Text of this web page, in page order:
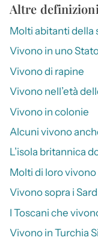
Altre
Molti abitanti della
Vivono in uno
Vivono di rapine
Vivono nell’età
Vivono in colonie
Alcuni vivono
L’isola britannica
Molti di loro
Vivono sopra i
I Toscani che
Vivono in Turchia